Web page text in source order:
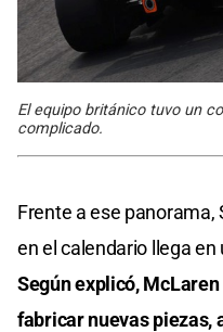
El equipo británico tuvo un
complicado.
Frente a ese panorama,
en el calendario llega
Según explicó,
fabricar nuevas piezas,